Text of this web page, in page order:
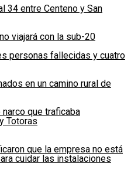
34 entre Centeno y San
viajará con la sub-20
personas fallecidas y cuatro
en un camino rural de
narco que traficaba
Totoras
que la empresa no está
cuidar las instalaciones